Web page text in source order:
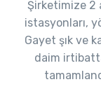
Şirketimize 2
istasyonları,
Gayet şık ve
daim